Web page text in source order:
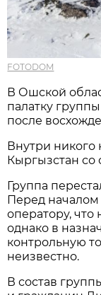
FOTODOM
В Ошской
палатку
после
Внутри никого
Кыргызстан
Группа
Перед
оператору,
однако в
контрольную
неизвестно.
В состав